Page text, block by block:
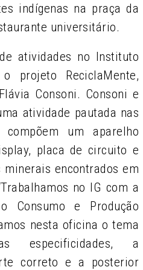
indígenas na praça da
universitário.
atividades no Instituto
projeto ReciclaMente,
Consoni. Consoni e
atividade pautada nas
um aparelho
placa de circuito e
minerais encontrados em
no IG com a
Consumo e Produção
nesta oficina o tema
especificidades, a
correto e a posterior